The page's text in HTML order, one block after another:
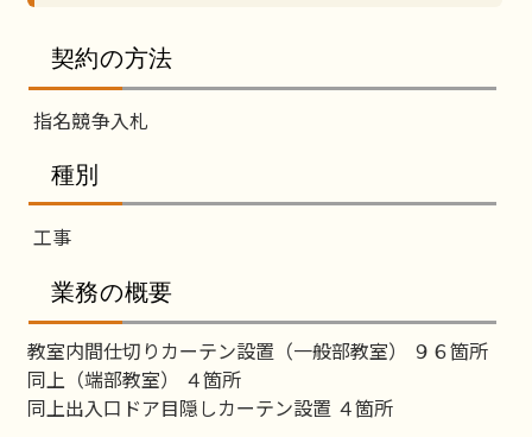
契約の方法
指名競争入札
種別
工事
業務の概要
教室内間仕切りカーテン設置（一般部教室） ９６箇所
同上（端部教室） ４箇所
同上出入口ドア目隠しカーテン設置 ４箇所